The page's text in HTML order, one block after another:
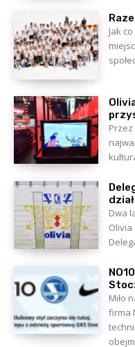
Jak
Przez
Dwa
Olivia
Miło
firma